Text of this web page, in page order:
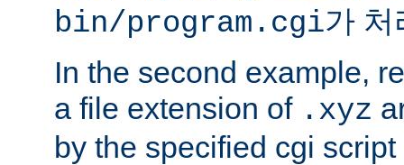
bin/program.cgi가 처
In the second example,
a file extension of .xyz
by the specified cgi script